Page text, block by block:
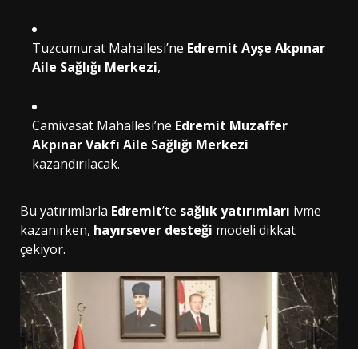
Tuzcumurat Mahallesi’ne Edremit Ayşe Akpınar
Aile Sağlığı Merkezi,
Camivasat Mahallesi’ne Edremit Muzaffer
Akpınar Vakfı Aile Sağlığı Merkezi
kazandırılacak.
Bu yatırımlarla Edremit’te sağlık yatırımları ivme
kazanırken, hayırsever desteği modeli dikkat
çekiyor.